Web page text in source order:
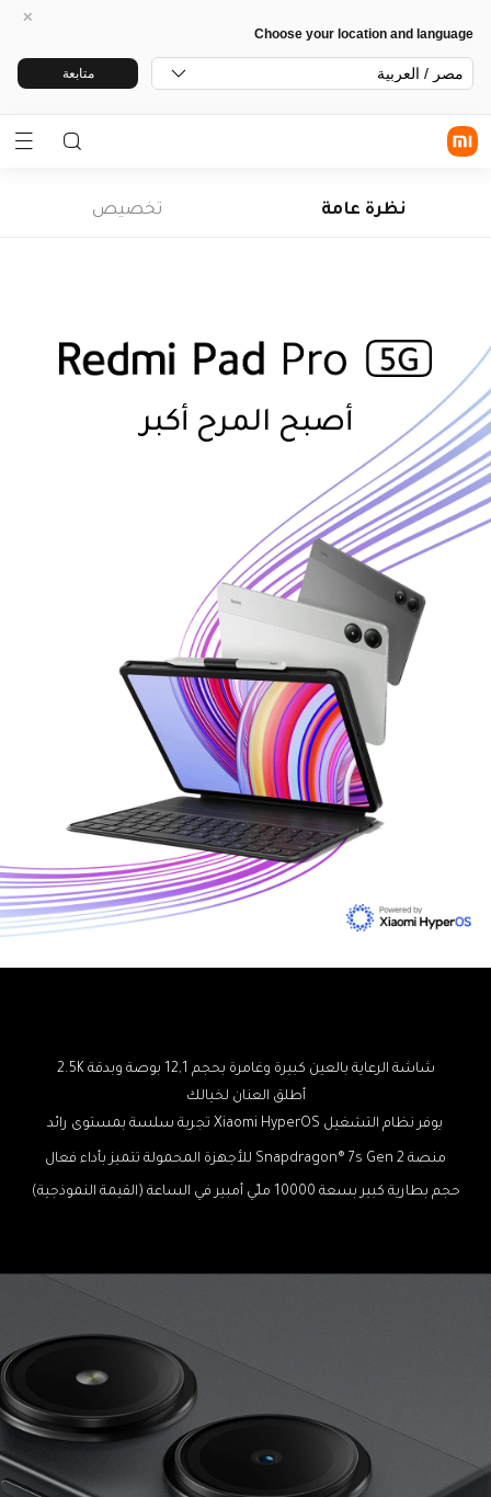
Choose your location and language
مصر / العربية متابعة
نظرة عامة تخصيص
أصبح المرح أكبر
شاشة الرعاية بالعين كبيرة وغامرة بحجم 12,1 بوصة وبدقة 2.5K
أطلق العنان لخيالك
يوفر نظام التشغيل Xiaomi HyperOS تجربة سلسة بمستوى رائد
منصة Snapdragon® 7s Gen 2 للأجهزة المحمولة تتميز بأداء فعال
حجم بطارية كبير بسعة 10000 ملّي أمبير في الساعة (القيمة النموذجية)